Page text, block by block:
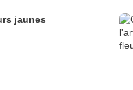
jaunes